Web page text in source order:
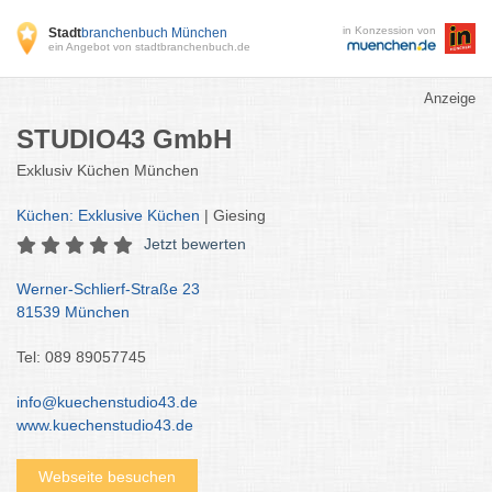
Stadtbranchenbuch München
ein Angebot von stadtbranchenbuch.de
in Konzession von
Anzeige
STUDIO43 GmbH
Exklusiv Küchen München
Küchen: Exklusive Küchen | Giesing
Jetzt bewerten
Werner-Schlierf-Straße 23
81539 München
Tel: 089 89057745
info@kuechenstudio43.de
www.kuechenstudio43.de
Webseite besuchen